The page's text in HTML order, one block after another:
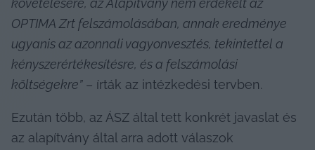
követelésére, az Alapítvány nem érdekelt az
OPTIMA Zrt felszámolásában, annak eredménye
ugyanis az azonnali vagyonvesztés, tekintettel a
kényszerértékesítésre, és a felszámolási
költségekre” – írták az intézkedési tervben.
Ezután több, az ÁSZ által tett konkrét javaslat és
az alapítvány által arra adott válaszok